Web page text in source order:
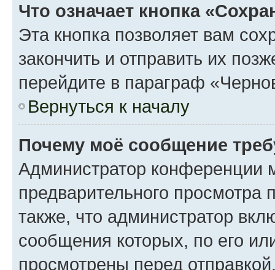
Что означает кнопка
Эта кнопка позволяет вам
закончить и отправить их
перейдите в параграф
Вернуться к началу
Почему моё сообщение
Администратор конференции
предварительного
также, что администратор
сообщения которых, по его
просмотрены перед